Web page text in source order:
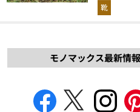
解説！
靴
モノマックス最新情